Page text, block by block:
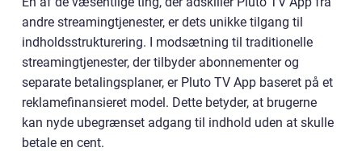
andre streamingtjenester, er dets unikke tilgang til
indholdsstrukturering. I modsætning til traditionelle
streamingtjenester, der tilbyder abonnementer og
separate betalingsplaner, er Pluto TV App baseret på et
reklamefinansieret model. Dette betyder, at brugerne
kan nyde ubegrænset adgang til indhold uden at skulle
betale en cent.